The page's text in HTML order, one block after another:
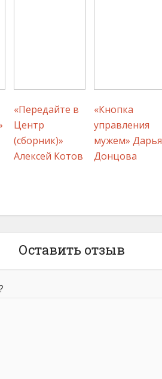
«Передайте в
Центр
(сборник)»
Алексей Котов
«Кнопка
управления
мужем» Дарья
Донцова
Оставить отзыв